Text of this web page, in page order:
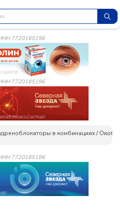
ИНН 7720185196
ИНН 7720185196
в комбинациях/
ИНН 7720185196